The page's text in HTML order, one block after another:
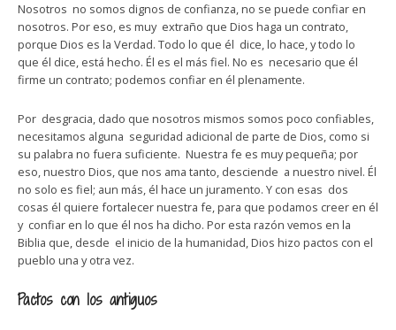
Nosotros no somos dignos de confianza, no se puede confiar en
nosotros. Por eso, es muy extraño que Dios haga un contrato,
porque Dios es la Verdad. Todo lo que él dice, lo hace, y todo lo
que él dice, está hecho. Él es el más fiel. No es necesario que él
firme un contrato; podemos confiar en él plenamente.
Por desgracia, dado que nosotros mismos somos poco confiables,
necesitamos alguna seguridad adicional de parte de Dios, como si
su palabra no fuera suficiente. Nuestra fe es muy pequeña; por
eso, nuestro Dios, que nos ama tanto, desciende a nuestro nivel. Él
no solo es fiel; aun más, él hace un juramento. Y con esas dos
cosas él quiere fortalecer nuestra fe, para que podamos creer en él
y confiar en lo que él nos ha dicho. Por esta razón vemos en la
Biblia que, desde el inicio de la humanidad, Dios hizo pactos con el
pueblo una y otra vez.
Pactos con los antiguos